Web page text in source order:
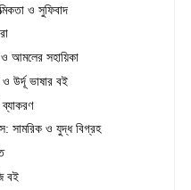
ও সুফিবাদ
আমলের সহায়িকা
উর্দূ ভাষার বই
সামরিক ও যুদ্ধ বিগ্রহ
বই